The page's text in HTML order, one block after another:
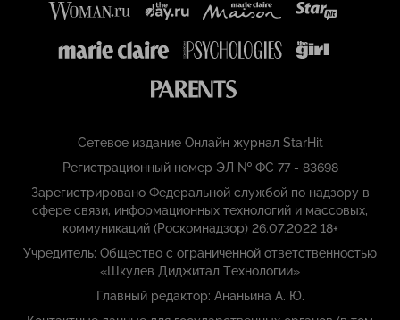
Сетевое издание Онлайн журнал StarHit
Регистрационный номер ЭЛ № ФС 77 - 83698
Зарегистрировано Федеральной службой по надзору в
сфере связи, информационных технологий и массовых,
коммуникаций (Роскомнадзор) 26.07.2022 18+
Учредитель: Общество с ограниченной ответственностью
«Шкулёв Диджитал Технологии»
Главный редактор: Ананьина А. Ю.